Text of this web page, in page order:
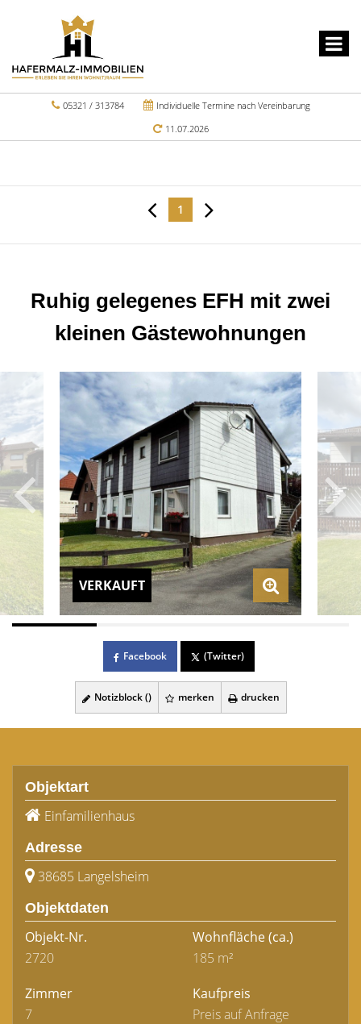
05321 / 313784
Individuelle Termine nach Vereinbarung
11.07.2026
1
Ruhig gelegenes EFH mit zwei
kleinen Gästewohnungen
VERKAUFT
Facebook (Twitter)
Notizblock () merken drucken
Objektart
Einfamilienhaus
Adresse
38685 Langelsheim
Objektdaten
Objekt-Nr.
2720
Wohnfläche(ca.)
185 m²
Zimmer
7
Kaufpreis
Preis auf Anfrage